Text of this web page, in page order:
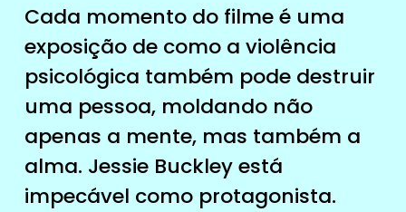
Cada momento do filme é uma
exposição de como a violência
psicológica também pode destruir
uma pessoa, moldando não
apenas a mente, mas também a
alma. Jessie Buckley está
impecável como protagonista.